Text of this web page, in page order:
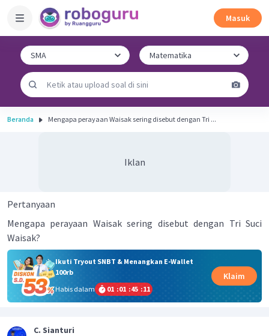
Masuk
Beranda Mengapa perayaan Waisak sering disebut dengan Tri ...
Iklan
Pertanyaan
Mengapa perayaan Waisak sering disebut dengan Tri Suci
Waisak?
Ikuti Tryout SNBT & Menangkan E-Wallet
100rb
Habis dalam
01 :01 :45 :10
Klaim
C. Sianturi